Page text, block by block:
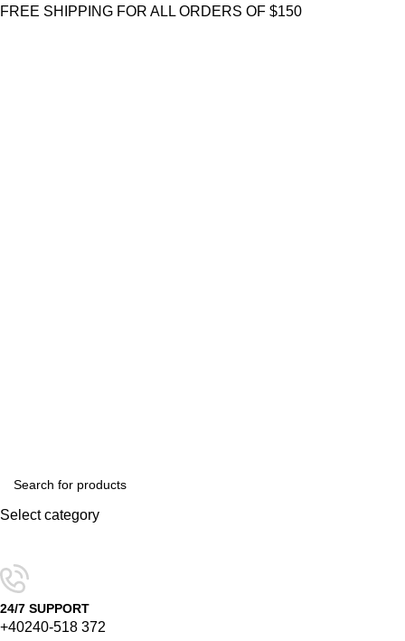
FREE SHIPPING FOR ALL ORDERS OF $150
Select category
24/7 SUPPORT
+40240-518 372